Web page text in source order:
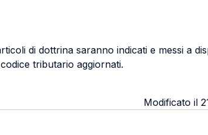
di dottrina saranno indicati e messi a
tributario aggiornati.
Modificato il